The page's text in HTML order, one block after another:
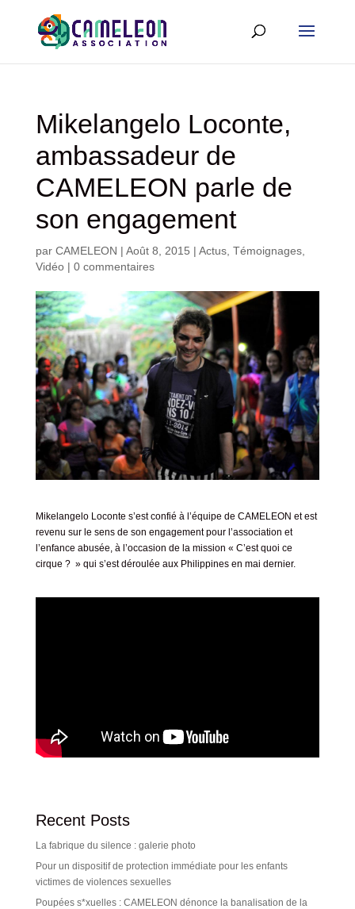
Mikelangelo Loconte,
ambassadeur de
CAMELEON parle de
son engagement
par CAMELEON | Août 8, 2015 | Actus, Témoignages,
Vidéo| 0 commentaires
Mikelangelo Loconte s’est confié à l’équipe de CAMELEON et est
revenu sur le sens de son engagement pour l’association et
l’enfance abusée, à l’occasion de la mission « C’est quoi ce
cirque ? » qui s’est déroulée aux Philippines en mai dernier.
Recent Posts
La fabrique du silence : galerie photo
Pour un dispositif de protection immédiate pour les enfants
victimes de violences sexuelles
Poupées s*xuelles : CAMELEON dénonce la banalisation de la